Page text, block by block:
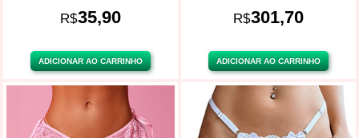
R$35,90
ADICIONAR AO CARRINHO
R$301,70
ADICIONAR AO CARRINHO